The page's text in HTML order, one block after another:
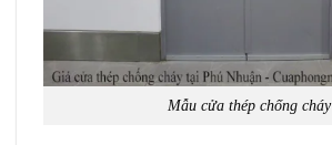
Mẫu cửa thép chống cháy